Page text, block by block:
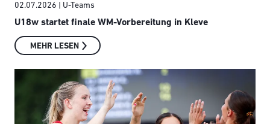
02.07.2026 | U-Teams
U18w startet finale WM-Vorbereitung in Kleve
MEHR LESEN